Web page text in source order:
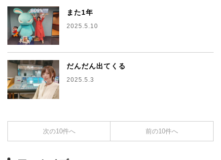
また1年
2025.5.10
だんだん出てくる
2025.5.3
次の10件へ 前の10件へ